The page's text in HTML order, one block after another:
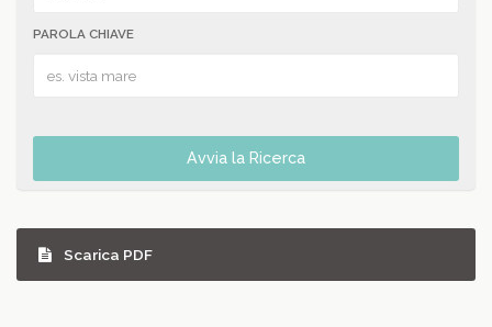
PAROLA CHIAVE
Avvia la Ricerca
Scarica PDF